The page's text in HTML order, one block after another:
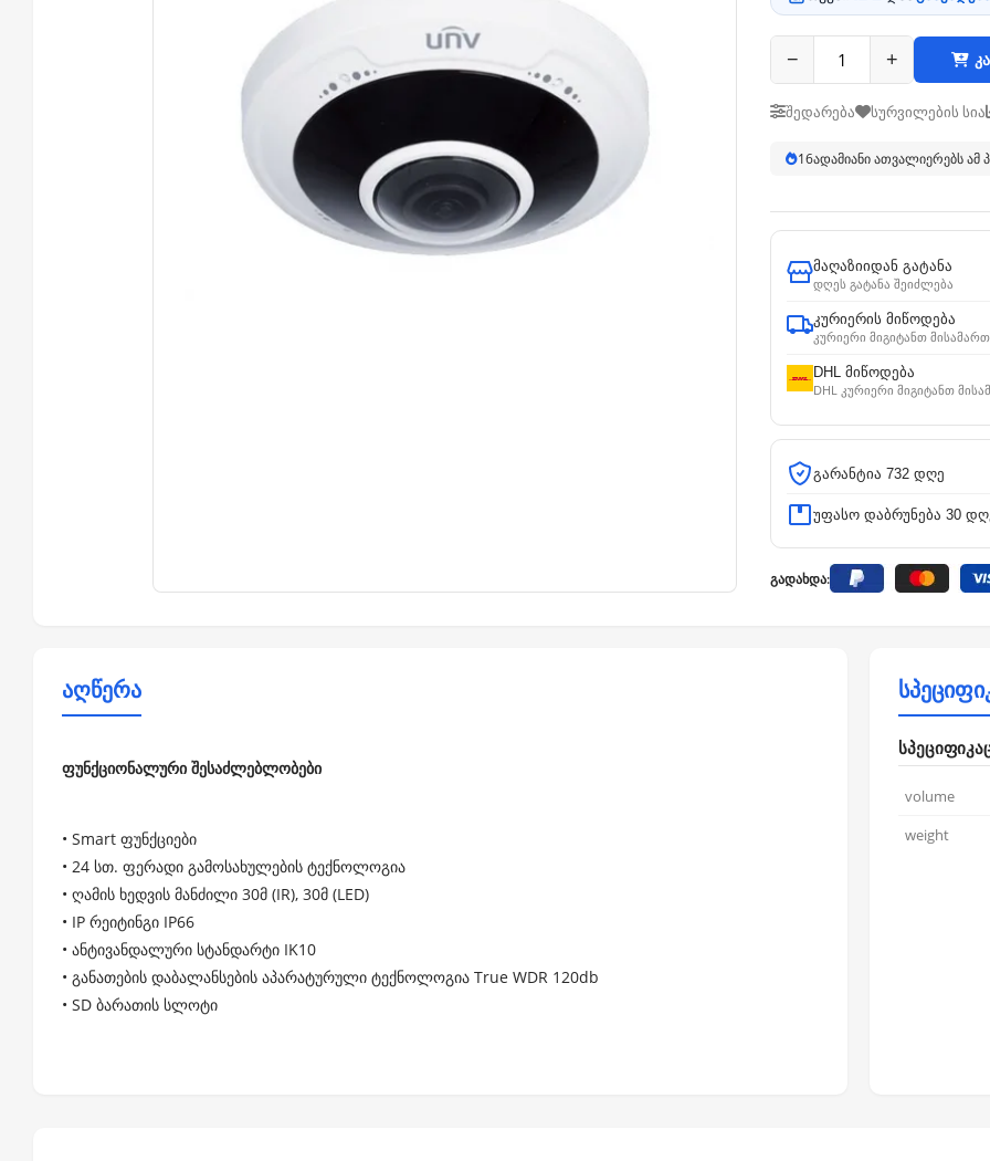
− +
შედარება სურვილების სია
17ადამიანი ათვალიერებს ამ
მაღაზიიდან გატანა
დღეს გატანა შეიძლება
კურიერის მიწოდება
კურიერი მიგიტანთ
DHL მიწოდება
DHL კურიერი მიგიტანთ
გარანტია 732 დღე
უფასო დაბრუნება 30
გადახდა:
აღწერა
ფუნქციონალური შესაძლებლობები
• Smart ფუნქციები
• 24 სთ. ფერადი გამოსახულების ტექნოლოგია
• ღამის ხედვის მანძილი 30მ (IR), 30მ (LED)
• IP რეიტინგი IP66
• ანტივანდალური სტანდარტი IK10
• განათების დაბალანსების აპარატურული ტექნოლოგია True WDR 120db
• SD ბარათის სლოტი
volume
weight